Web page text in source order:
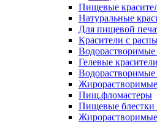
Пищевые
Натуральные
Для пищевой
Красители с
Водорастворимые
Гелевые красители
Водорастворимые
Пищ.фломастеры
Пищевые блестки